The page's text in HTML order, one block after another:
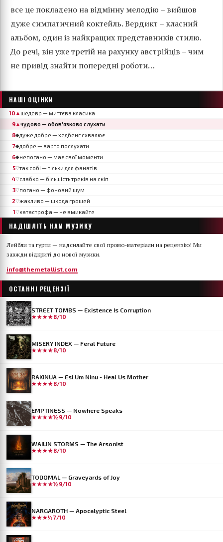
все це покладено на відмінну мелодію – вийшов
дуже симпатичний коктейль. Вердикт – класний
альбом, один із найкращих представників стилю.
До речі, він уже третій на рахунку австрійців – чим
не привід знайти попередні роботи…
НАШІ ОЦІНКИ
10 ▲ шедевр — миттєва класика
9▲чудово — обов'язково слухати
8◆дуже добре — хедбенг схвалює
7◆добре — варто послухати
6◆непогано — має свої моменти
5▽так собі — тільки для фанатів
4▽слабко — більшість треків на скіп
3▽погано — фоновий шум
2▽жахливо — шкода грошей
1▽катастрофа — не вмикайте
НАДІШЛІТЬ НАМ МУЗИКУ
Лейбли та гурти — надсилайте свої промо-матеріали на рецензію! Ми
завжди відкриті до нової музики.
info@themetallist.com
ОСТАННІ РЕЦЕНЗІЇ
STREET TOMBS — Existence Is Corruption
★★★★8/10
MISERY INDEX — Feral Future
★★★★8/10
RAKINUA — Esi Um Ninu - Heal Us Mother
★★★★8/10
EMPTINESS — Nowhere Speaks
★★★★½ 9/10
WAILIN STORMS — The Arsonist
★★★★8/10
TODOMAL — Graveyards of Joy
★★★★½ 9/10
NARGAROTH — Apocalyptic Steel
★★★½7/10